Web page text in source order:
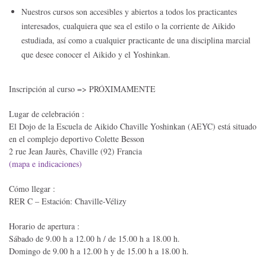
Nuestros cursos son accesibles y abiertos a todos los practicantes
interesados, cualquiera que sea el estilo o la corriente de Aikido
estudiada, así como a cualquier practicante de una disciplina marcial
que desee conocer el Aikido y el Yoshinkan.
Inscripción al curso => PRÓXIMAMENTE
Lugar de celebración :
El Dojo de la Escuela de Aikido Chaville Yoshinkan (AEYC) está situado
en el complejo deportivo Colette Besson
2 rue Jean Jaurès, Chaville (92) Francia
(mapa e indicaciones)
Cómo llegar :
RER C – Estación: Chaville-Vélizy
Horario de apertura :
Sábado de 9.00 h a 12.00 h / de 15.00 h a 18.00 h.
Domingo de 9.00 h a 12.00 h y de 15.00 h a 18.00 h.